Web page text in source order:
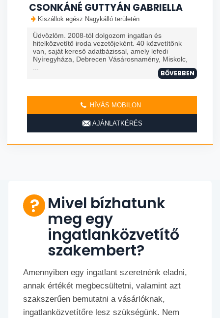
CSONKÁNÉ GUTTYÁN GABRIELLA
Kiszállok egész Nagykálló területén
Üdvözlöm. 2008-tól dolgozom ingatlan és
hitelközvetítő iroda vezetőjeként. 40 közvetítőnk
van, saját kereső adatbázissal, amely lefedi
Nyíregyháza, Debrecen Vásárosnamény, Miskolc,
BŐVEBBEN
HÍVÁS MOBILON
AJÁNLATKÉRÉS
Mivel bízhatunk
meg egy
ingatlanközvetítő
szakembert?
Amennyiben egy ingatlant szeretnénk eladni,
annak értékét megbecsültetni, valamint azt
szakszerűen bemutatni a vásárlóknak,
ingatlanközvetítőre lesz szükségünk. Nem